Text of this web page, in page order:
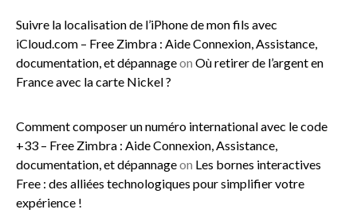
Suivre la localisation de l’iPhone de mon fils avec
iCloud.com – Free Zimbra : Aide Connexion, Assistance,
documentation, et dépannageon Où retirer de l’argent en
France avec la carte Nickel ?
Comment composer un numéro international avec le code
+33 – Free Zimbra : Aide Connexion, Assistance,
documentation, et dépannageon Les bornes interactives
Free : des alliées technologiques pour simplifier votre
expérience !